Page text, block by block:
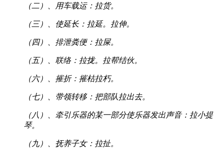
（二）、用车载运：拉货。
（三）、使延长：拉延。拉伸。
（四）、排泄粪便：拉屎。
（五）、联络：拉拢。拉帮结伙。
（六）、摧折：摧枯拉朽。
（七）、带领转移：把部队拉出去。
（八）、牵引乐器的某一部分使乐器发出声音：拉小提
琴。
（九）、抚养子女：拉扯。